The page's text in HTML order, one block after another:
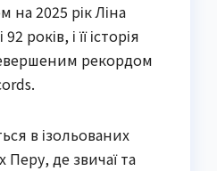
на 2025 рік Ліна
років, і її історія
рекордом
в ізольованих
Перу, де звичаї та